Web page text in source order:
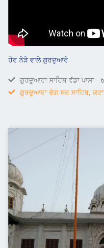
ਹੋਰ ਨੇੜੇ ਵਾਲੇ ਗੁਰਦੁਆਰੇ
ਗੁਰਦੁਆਰਾ ਸਾਹਿਬ ਵੱਡਾ ਪਾਸਾ -
ਗੁਰਦੁਆਰਾ ਦੇਗ ਸਰ ਸਾਹਿਬ,